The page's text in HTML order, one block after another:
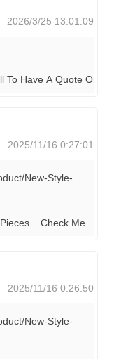
2026/3/25 13:01:09
Have A Quote On
2025/11/16 0:27:01
new-Style-
Check Me
2025/11/16 0:26:50
new-Style-